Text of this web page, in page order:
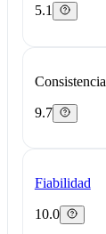
5.1
Consistencia
9.7
Fiabilidad
10.0